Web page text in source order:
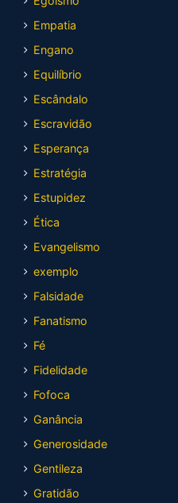
Empatia
Engano
Equilíbrio
Escândalo
Escravidão
Esperança
Estratégia
Estupidez
Ética
Evangelismo
exemplo
Falsidade
Fanatismo
Fé
Fidelidade
Fofoca
Ganância
Generosidade
Gentileza
Gratidão